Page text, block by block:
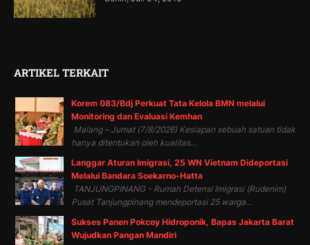
ARTIKEL TERKAIT
Korem 083/Bdj Perkuat Tata Kelola BMN melalui
Monitoring dan Evaluasi Kemhan
Malang – Jumat (7/8/2026) Kesiapan sebuah satuan tidak
hanya ditentukan oleh kualitas...
Langgar Aturan Imigrasi, 25 WN Vietnam Dideportasi
Melalui Bandara Soekarno-Hatta
TANJUNGPINANG - Rumah Detensi Imigrasi (Rudenim)
Pusat Tanjungpinang mendeportasi 25 warga...
Sukses Panen Pokcoy Hidroponik, Bapas Jakarta Barat
Wujudkan Pangan Mandiri